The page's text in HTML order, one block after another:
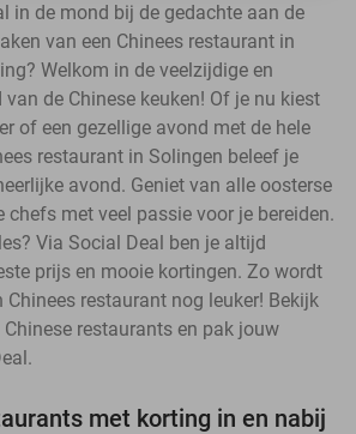
in de mond bij de gedachte aan de
van een Chinees restaurant in
Welkom in de veelzijdige en
de Chinese keuken! Of je nu kiest
of een gezellige avond met de hele
restaurant in Solingen beleef je
avond. Geniet van alle oosterse
chefs met veel passie voor je bereiden.
Via Social Deal ben je altijd
prijs en mooie kortingen. Zo wordt
Chinees restaurant nog leuker! Bekijk
restaurants en pak jouw
met korting in en nabij